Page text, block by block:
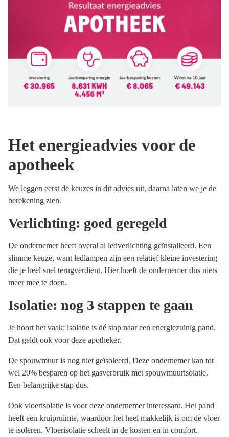
Het energieadvies voor de
apotheek
We leggen eerst de keuzes in dit advies uit, daarna laten we je de
berekening zien.
Verlichting: goed geregeld
De ondernemer heeft overal al ledverlichting geïnstalleerd. Een
slimme keuze, want ledlampen zijn een relatief kleine investering
die je heel snel terugverdient. Hier hoeft de ondernemer dus niets
meer mee te doen.
Isolatie: nog 3 stappen te gaan
Je hoort het vaak: isolatie is dé stap naar een energiezuinig pand.
Dat geldt ook voor deze apotheker.
De spouwmuur is nog niet geïsoleerd. Deze ondernemer kan tot
wel 20% besparen op het gasverbruik met spouwmuurisolatie.
Een belangrijke stap dus.
Ook vloerisolatie is voor deze ondernemer interessant. Het pand
heeft een kruipruimte, waardoor het heel makkelijk is om de vloer
te isoleren. Vloerisolatie scheelt in de kosten en in comfort.